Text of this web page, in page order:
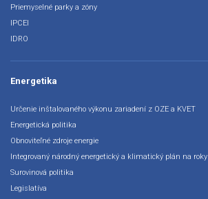
Priemyselné parky a zóny
IPCEI
IDRO
Energetika
Určenie inštalovaného výkonu zariadení z OZE a KVET
Energetická politika
Obnoviteľné zdroje energie
Integrovaný národný energetický a klimatický plán na
Surovinová politika
Legislatíva